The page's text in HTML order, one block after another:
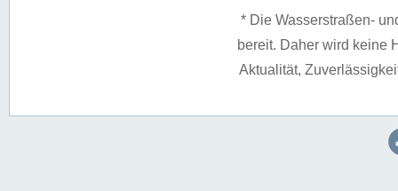
* Die Wasserstraßen-
bereit. Daher wird keine
Aktualität,